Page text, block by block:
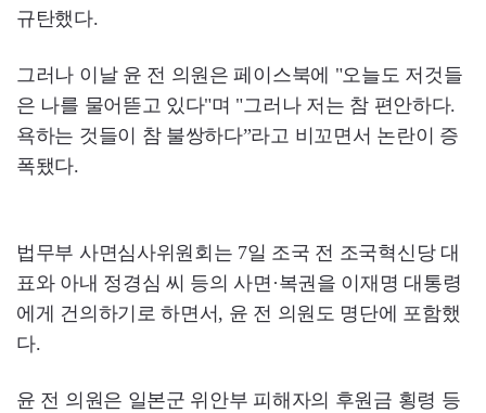
규탄했다.
그러나 이날 윤 전 의원은 페이스북에 "오늘도 저것들
은 나를 물어뜯고 있다"며 "그러나 저는 참 편안하다.
욕하는 것들이 참 불쌍하다”라고 비꼬면서 논란이 증
폭됐다.
법무부 사면심사위원회는 7일 조국 전 조국혁신당 대
표와 아내 정경심 씨 등의 사면·복권을 이재명 대통령
에게 건의하기로 하면서, 윤 전 의원도 명단에 포함했
다.
윤 전 의원은 일본군 위안부 피해자의 후원금 횡령 등